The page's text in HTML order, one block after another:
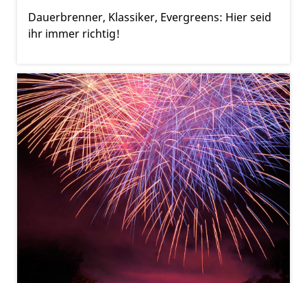
Dauerbrenner, Klassiker, Evergreens: Hier seid
ihr immer richtig!